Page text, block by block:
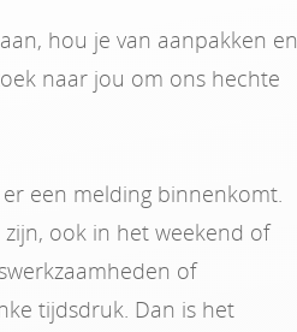
hou je van aanpakken en
naar jou om ons hechte
een melding binnenkomt.
ook in het weekend of
of
tijdsdruk. Dan is het